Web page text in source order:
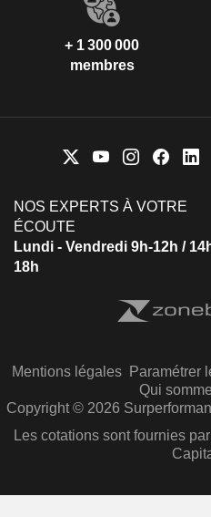
+ 1 300 000
membres
NOS EXPERTS À VOTRE
ÉCOUTE
Lundi - Vendredi 9h-12h /
18h
Mentions légales Paramétrer
Qui
Copyright © 2026
Les cotations sont fournies